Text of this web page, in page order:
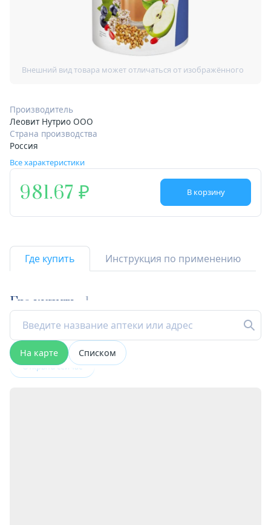
Производитель
Леовит Нутрио ООО
Страна производства
Россия
Все характеристики
981.67 В корзину
Где купить Инструкция по применению
Где купить 1
На карте Списком
Открыта сейчас